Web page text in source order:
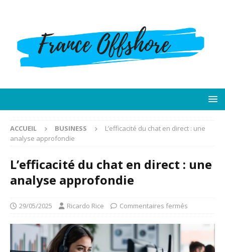
ACCUEIL BUSINESS
L’efficacité du chat en direct : une
analyse approfondie
L’efficacité du chat en direct : une
analyse approfondie
29/05/2025 Ricardo Rice Commentaires fermés